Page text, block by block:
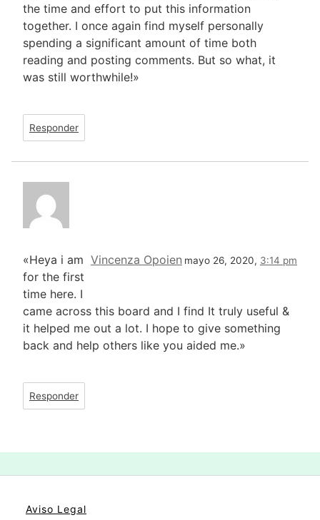
the time and effort to put this information
together. I once again find myself personally
spending a significant amount of time both
reading and posting comments. But so what, it
was still worthwhile!»
Responder
Vincenza Opoien mayo 26, 2020, 3:14 pm
«Heya i am
for the first
time here. I
came across this board and I find It truly useful &
it helped me out a lot. I hope to give something
back and help others like you aided me.»
Responder
Aviso Legal